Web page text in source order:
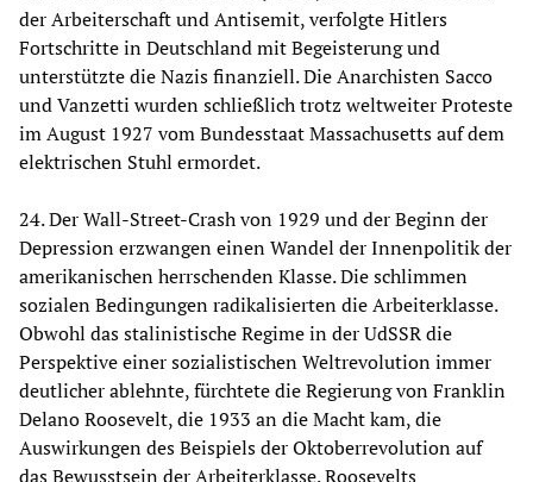
der Arbeiterschaft und Antisemit, verfolgte Hitlers
Fortschritte in Deutschland mit Begeisterung und
unterstützte die Nazis finanziell. Die Anarchisten Sacco
und Vanzetti wurden schließlich trotz weltweiter Proteste
im August 1927 vom Bundesstaat Massachusetts auf dem
elektrischen Stuhl ermordet.
24. Der Wall-Street-Crash von 1929 und der Beginn der
Depression erzwangen einen Wandel der Innenpolitik der
amerikanischen herrschenden Klasse. Die schlimmen
sozialen Bedingungen radikalisierten die Arbeiterklasse.
Obwohl das stalinistische Regime in der UdSSR die
Perspektive einer sozialistischen Weltrevolution immer
deutlicher ablehnte, fürchtete die Regierung von Franklin
Delano Roosevelt, die 1933 an die Macht kam, die
Auswirkungen des Beispiels der Oktoberrevolution auf
das Bewusstsein der Arbeiterklasse. Roosevelts